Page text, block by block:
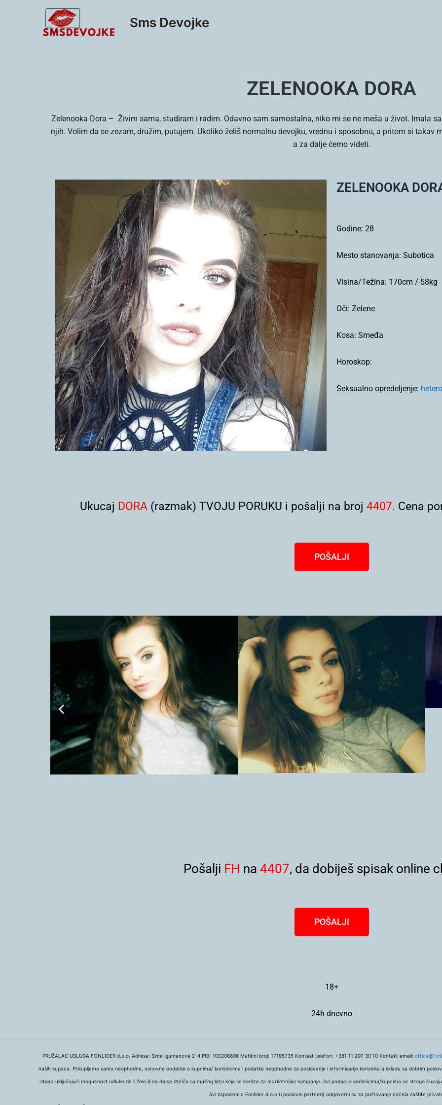
Sms Devojke
ZELENOOKA DORA
Zelenooka Dora – Živim sama, studiram i radim. Odavno sam samostalna, niko mi se ne meša u život. Imala
njih. Volim da se zezam, družim, putujem. Ukoliko želiš normalnu devojku, vrednu i sposobnu, a pritom si takav
a za dalje ćemo videti.
ZELENOOKA
Godine: 28
Mesto stanovanja: Subotica
Visina/Težina: 170cm / 58kg
Oči: Zelene
Kosa: Smeđa
Horoskop:
Seksualno opredeljenje:
Ukucaj DORA (razmak) TVOJU PORUKU i pošalji na broj 4407. Cena
POŠALJI
Pošalji FH na 4407, da dobiješ spisak online
POŠALJI
18+
24h dnevno
PRUŽALAC USLUGA FONLIDER d.o.o. Adresa: Sime igumanova 2-4 PIB: 100206806 Matični broj: 17195735 Kontakt telefon: +381 11 207 30 10 Kontakt email:
naših kupaca. Prikupljamo samo neophodne, osnovne podatke o kupcima/ korisnicima i podatke neophodne za poslovanje i informisanje korisnika u skladu sa dobrim
izbora uključujući mogućnost odluke da li žele ili ne da se izbrišu sa mailing lista koje se koriste za marketinške kampanje. Svi podaci o korisnicima/kupcima se strogo
Svi zaposleni u Fonlider d.o.o (i poslovni partneri) odgovorni su za poštovanje načela zaštite